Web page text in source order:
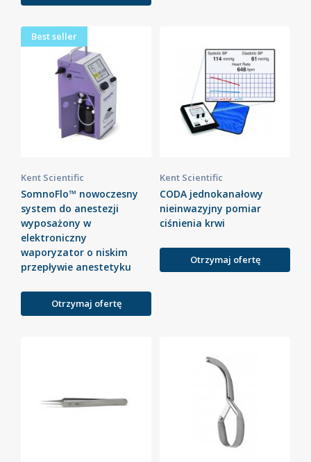
Best seller
Kent Scientific
SomnoFlo™ nowoczesny
system do anestezji
wyposażony w
elektroniczny
waporyzator o niskim
przepływie anestetyku
Otrzymaj ofertę
Kent Scientific
CODA jednokanałowy
nieinwazyjny pomiar
ciśnienia krwi
Otrzymaj ofertę